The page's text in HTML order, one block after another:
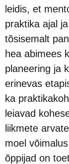
leidis, et
praktika ajal
tõsisemalt
hea abimees
planeering ja
erinevas
ka
leiavad
liikmete
moel
õppijad on